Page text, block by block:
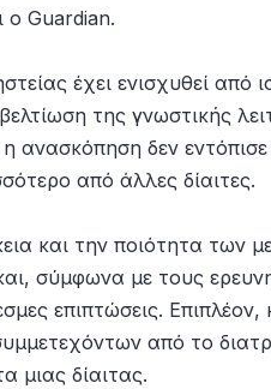
ο Guardian.
έχει ενισχυθεί από
της γνωστικής
δεν εντόπισε
από άλλες δίαιτες.
και την ποιότητα των
σύμφωνα με τους
επιπτώσεις. Επιπλέον,
από το
μιας δίαιτας.